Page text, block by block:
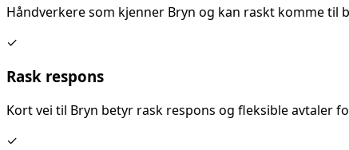
Håndverkere som kjenner Bryn og kan raskt komme til
✓
Rask respons
Kort vei til Bryn betyr rask respons og fleksible avtaler
✓